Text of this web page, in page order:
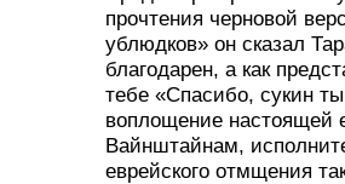
прочтения черновой
ублюдков» он сказал
благодарен, а как
тебе «Спасибо, сукин
воплощение настоящей
Вайнштайнам,
еврейского отмщения